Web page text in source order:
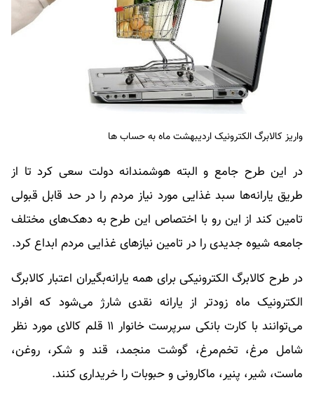
واریز کالابرگ الکترونیک اردیبهشت ماه به حساب ها
در این طرح جامع و البته هوشمندانه دولت سعی کرد تا از
طریق یارانه‌ها سبد غذایی مورد نیاز مردم را در حد قابل قبولی
تامین کند از این رو با اختصاص این طرح به دهک‌های مختلف
جامعه شیوه جدیدی را در تامین نیاز‌های غذایی مردم ابداع کرد.
در طرح کالابرگ الکترونیکی برای همه یارانه‌بگیران اعتبار کالابرگ
الکترونیک ماه زودتر از یارانه نقدی شارژ می‌شود که افراد
می‌توانند با کارت بانکی سرپرست خانوار ۱۱ قلم کالای مورد نظر
شامل مرغ، تخم‌مرغ، گوشت منجمد، قند و شکر، روغن،
ماست، شیر، پنیر، ماکارونی و حبوبات را خریداری کنند.